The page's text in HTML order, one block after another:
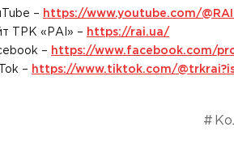
– https://www.youtube.com/
ТРК «РАІ» – https://rai.ua/
– https://www.facebook.com/
– https://www.tiktok.com/